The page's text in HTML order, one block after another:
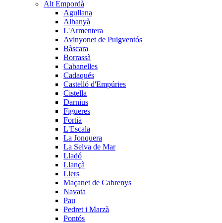
Alt Empordà
Agullana
Albanyà
L'Armentera
Avinyonet de Puigventós
Bàscara
Borrassà
Cabanelles
Cadaqués
Castelló d'Empúries
Cistella
Darnius
Figueres
Fortià
L'Escala
La Jonquera
La Selva de Mar
Lladó
Llançà
Llers
Maçanet de Cabrenys
Navata
Pau
Pedret i Marzà
Pontós